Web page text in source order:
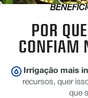
POR
CONFIAM
Irrigação mais
recursos, quer
que